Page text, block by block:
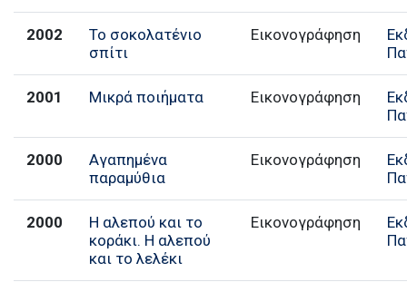
2002
Το σοκολατένιο
σπίτι
Εικονογράφηση
2001 Μικρά ποιήματα Εικονογράφηση
2000
Αγαπημένα
παραμύθια
Εικονογράφηση
2000
Η αλεπού και το
κοράκι. Η αλεπού
και το λελέκι
Εικονογράφηση